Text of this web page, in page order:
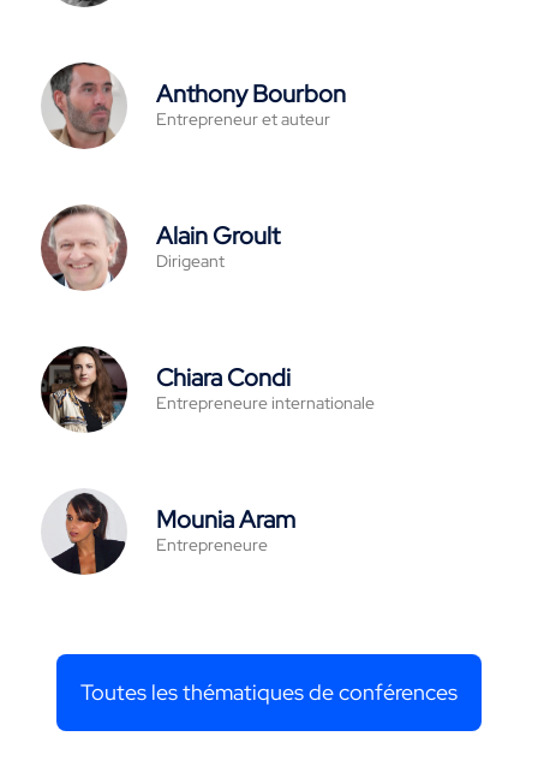
Anthony Bourbon
Entrepreneur et auteur
Alain Groult
Dirigeant
Chiara Condi
Entrepreneure internationale
Mounia Aram
Entrepreneure
Toutes les thématiques de conférences